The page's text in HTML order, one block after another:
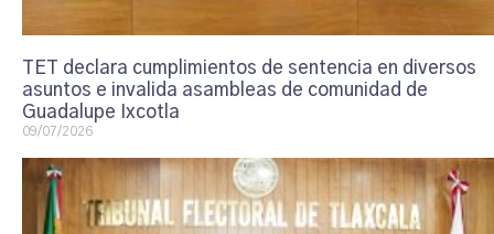
TET declara cumplimientos de sentencia en diversos
asuntos e invalida asambleas de comunidad de
Guadalupe Ixcotla
09/07/2026